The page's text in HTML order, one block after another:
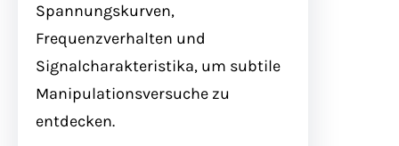
Spannungskurven,
Frequenzverhalten und
Signalcharakteristika, um subtile
Manipulationsversuche zu
entdecken.